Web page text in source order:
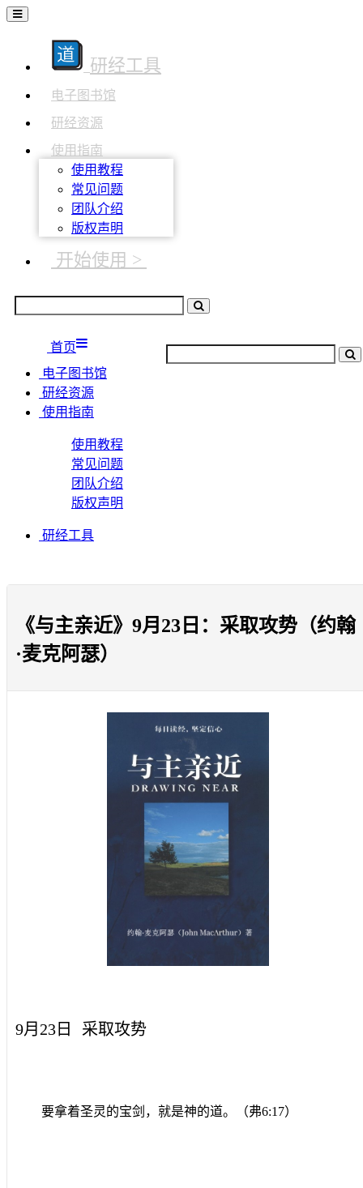
研经工具
电子图书馆
研经资源
使用指南
使用教程
常见问题
团队介绍
版权声明
开始使用 >
首页
电子图书馆
研经资源
使用指南
使用教程
常见问题
团队介绍
版权声明
研经工具
《与主亲近》9月23日：采取攻势（约翰
·麦克阿瑟）
9月23日 采取攻势
要拿着圣灵的宝剑，就是神的道。（弗6:17）